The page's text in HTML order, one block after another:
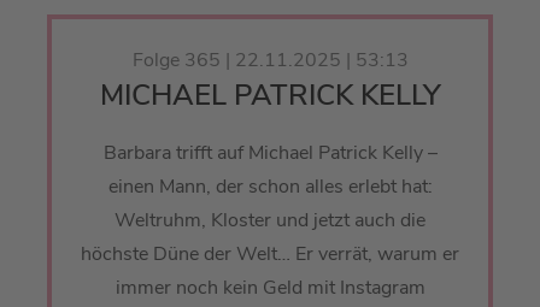
Folge 365 | 22.11.2025 | 53:13
MICHAEL PATRICK KELLY
Barbara trifft auf Michael Patrick Kelly –
einen Mann, der schon alles erlebt hat:
Weltruhm, Kloster und jetzt auch die
höchste Düne der Welt… Er verrät, warum er
immer noch kein Geld mit Instagram